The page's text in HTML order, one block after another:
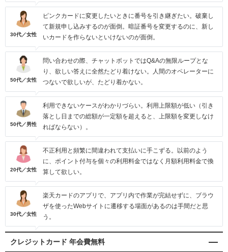
30代／女性
ピンクカードに変更したいときに番号を引き継ぎたい。破棄し
て新規申し込みするのが面倒。暗証番号を変更するのに、新し
いカードを作らないといけないのが面倒。
50代／女性
問い合わせの際、チャットボットではQ&Aの無限ループとな
り、欲しい答えに全然たどり着けない。人間のオペレーターに
つないで欲しいが、たどり着かない。
50代／男性
利用できないケースがわかりづらい。利用上限額が低い（引き
落とし日までの総額が一定額を超えると、上限額を変更しなけ
ればならない）。
20代／女性
不正利用と頻繁に間違われて支払いに手こずる。以前のよう
に、ポイント付与を個々の利用料金ではなく月額利用料金で換
算して欲しい。
30代／女性
楽天カードのアプリで、アプリ内で作業が完結せずに、ブラウ
ザを使ったWebサイトに遷移する場面があるのは手間だと思
う。
クレジットカード 年会費無料